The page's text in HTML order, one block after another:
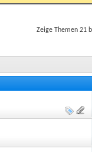
Zeige Themen 21